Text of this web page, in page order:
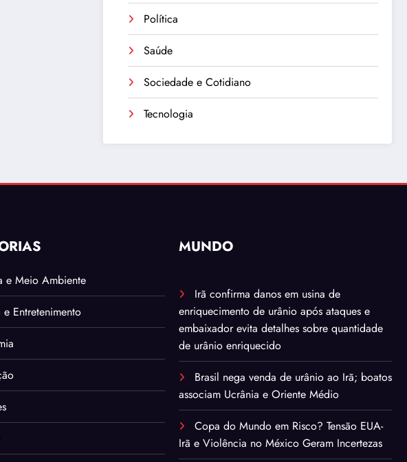
Política
Saúde
Sociedade e Cotidiano
Tecnologia
e Meio Ambiente
e Entretenimento
MUNDO
Irã confirma danos em usina de
enriquecimento de urânio após ataques e
embaixador evita detalhes sobre quantidade
de urânio enriquecido
Brasil nega venda de urânio ao Irã; boatos
associam Ucrânia e Oriente Médio
Copa do Mundo em Risco? Tensão EUA-
Irã e Violência no México Geram Incertezas